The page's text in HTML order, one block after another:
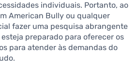
individuais. Portanto, ao
American Bully ou qualquer
fazer uma pesquisa abrangente
preparado para oferecer os
para atender às demandas do